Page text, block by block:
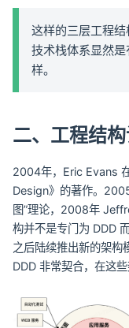
这样的三层工程
技术栈体系显然
样。
二、工程结
2004年，Eric Evans
Design》的著作。
图”理论，2008年
构并不是专门为 DDD
之后陆续推出新的架构
DDD 非常契合，在这